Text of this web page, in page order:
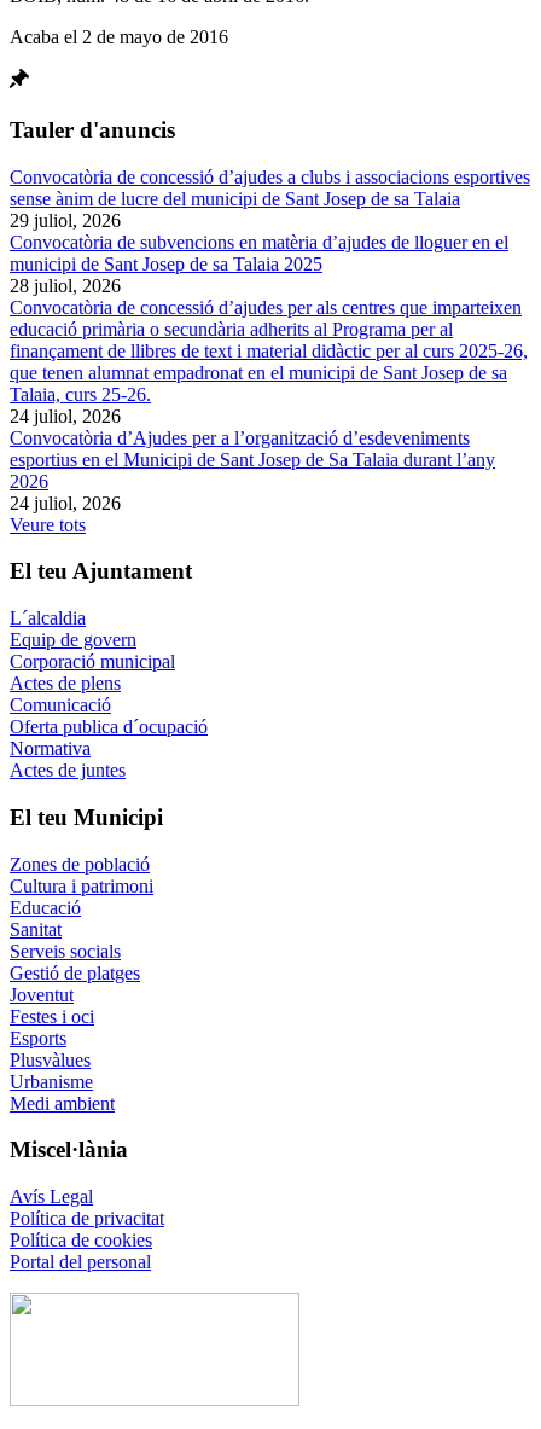
Acaba el 2 de mayo de 2016
Tauler d'anuncis
Convocatòria de concessió d’ajudes a clubs i associacions esportives
sense ànim de lucre del municipi de Sant Josep de sa Talaia
29 juliol, 2026
Convocatòria de subvencions en matèria d’ajudes de lloguer en el
municipi de Sant Josep de sa Talaia 2025
28 juliol, 2026
Convocatòria de concessió d’ajudes per als centres que imparteixen
educació primària o secundària adherits al Programa per al
finançament de llibres de text i material didàctic per al curs 2025-26,
que tenen alumnat empadronat en el municipi de Sant Josep de sa
Talaia, curs 25-26.
24 juliol, 2026
Convocatòria d’Ajudes per a l’organització d’esdeveniments
esportius en el Municipi de Sant Josep de Sa Talaia durant l’any
2026
24 juliol, 2026
Veure tots
El teu Ajuntament
L´alcaldia
Equip de govern
Corporació municipal
Actes de plens
Comunicació
Oferta publica d´ocupació
Normativa
Actes de juntes
El teu Municipi
Zones de població
Cultura i patrimoni
Educació
Sanitat
Serveis socials
Gestió de platges
Joventut
Festes i oci
Esports
Plusvàlues
Urbanisme
Medi ambient
Miscel·lània
Avís Legal
Política de privacitat
Política de cookies
Portal del personal